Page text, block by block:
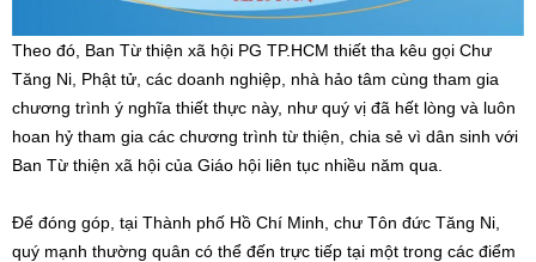
Theo đó, Ban Từ thiện xã hội PG TP.HCM thiết tha kêu gọi Chư
Tăng Ni, Phật tử, các doanh nghiệp, nhà hảo tâm cùng tham gia
chương trình ý nghĩa thiết thực này, như quý vị đã hết lòng và luôn
hoan hỷ tham gia các chương trình từ thiện, chia sẻ vì dân sinh với
Ban Từ thiện xã hội của Giáo hội liên tục nhiều năm qua.
Để đóng góp, tại Thành phố Hồ Chí Minh, chư Tôn đức Tăng Ni,
quý mạnh thường quân có thể đến trực tiếp tại một trong các điểm